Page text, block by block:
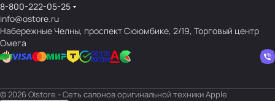
8-800-222-05-25
info@ostore.ru
Набережные Челны, проспект Сююмбике, 2/19, Торговый центр
Омега
© 2026 O|store - Сеть салонов оригинальной техники Apple